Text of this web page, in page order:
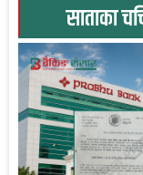
साताका